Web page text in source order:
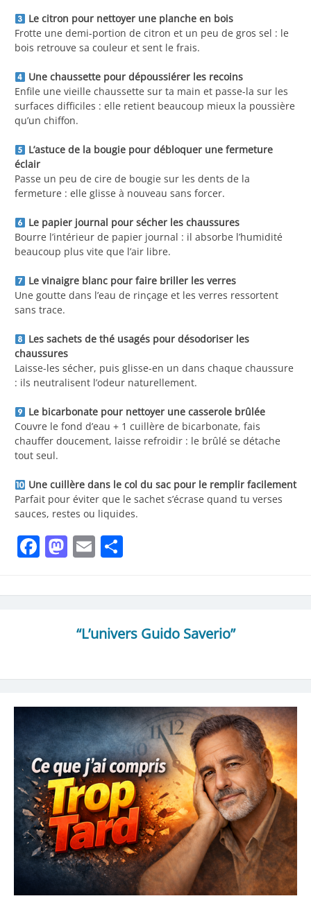
Le citron pour nettoyer une planche en bois
Frotte une demi-portion de citron et un peu de gros sel : le
bois retrouve sa couleur et sent le frais.
Une chaussette pour dépoussiérer les recoins
Enfile une vieille chaussette sur ta main et passe-la sur les
surfaces difficiles : elle retient beaucoup mieux la poussière
qu’un chiffon.
L’astuce de la bougie pour débloquer une fermeture
éclair
Passe un peu de cire de bougie sur les dents de la
fermeture : elle glisse à nouveau sans forcer.
Le papier journal pour sécher les chaussures
Bourre l’intérieur de papier journal : il absorbe l’humidité
beaucoup plus vite que l’air libre.
Le vinaigre blanc pour faire briller les verres
Une goutte dans l’eau de rinçage et les verres ressortent
sans trace.
Les sachets de thé usagés pour désodoriser les
chaussures
Laisse-les sécher, puis glisse-en un dans chaque chaussure
: ils neutralisent l’odeur naturellement.
Le bicarbonate pour nettoyer une casserole brûlée
Couvre le fond d’eau + 1 cuillère de bicarbonate, fais
chauffer doucement, laisse refroidir : le brûlé se détache
tout seul.
Une cuillère dans le col du sac pour le remplir facilement
Parfait pour éviter que le sachet s’écrase quand tu verses
sauces, restes ou liquides.
Facebook
Mastodon
Email
“L’univers Guido Saverio”